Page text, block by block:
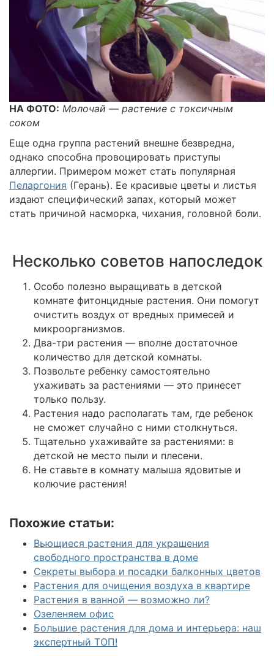
НА ФОТО: Молочай — растение с токсичным
соком
Еще одна группа растений внешне безвредна,
однако способна провоцировать приступы
аллергии. Примером может стать популярная
Пеларгония (Герань). Ее красивые цветы и листья
издают специфический запах, который может
стать причиной насморка, чихания, головной боли.
Несколько советов напоследок
Особо полезно выращивать в детской
комнате фитонцидные растения. Они помогут
очистить воздух от вредных примесей и
микроорганизмов.
Два-три растения — вполне достаточное
количество для детской комнаты.
Позвольте ребенку самостоятельно
ухаживать за растениями — это принесет
только пользу.
Растения надо располагать там, где ребенок
не сможет случайно с ними столкнуться.
Тщательно ухаживайте за растениями: в
детской не место пыли и плесени.
Не ставьте в комнату малыша ядовитые и
колючие растения!
Похожие статьи:
Вьющиеся растения для украшения
свободного пространства в доме
Секреты выбора и посадки балконных цветов
Растения для очищения воздуха в квартире
Растения в ванной — возможно ли?
Озеленяем офис
Большие растения для дома и интерьера: наш
экспертный ТОП!